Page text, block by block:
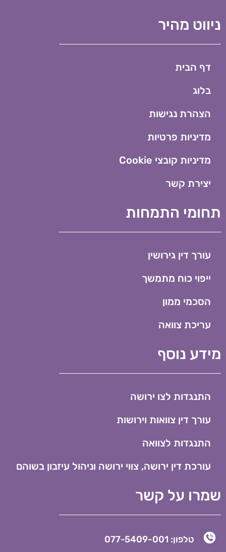
ניווט מהיר
דף הבית
בלוג
הצהרת נגישות
מדיניות פרטיות
מדיניות קובצי Cookie​
יצירת קשר
תחומי התמחות
עורך דין גירושין
ייפוי כוח מתמשך
הסכמי ממון
עריכת צוואה
מידע נוסף
התנגדות לצו ירושה
עורך דין צוואות וירושות
התנגדות לצוואה
עורכת דין ירושה, צווי ירושה וניהול עיזבון בשוהם
שמרו על קשר
טלפון: 077-5409-001